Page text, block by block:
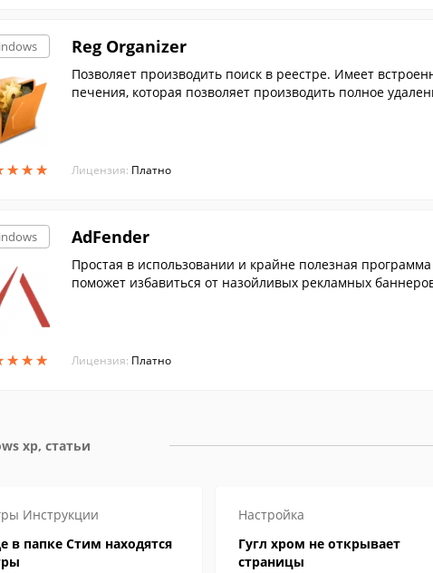
★★★
★★★
Reg Organizer
Позволяет производить поиск в реестре. Имеет
печения, которая позволяет производить полное
Лицензия: Платно
★★★
★★★
AdFender
Простая в использовании и крайне полезная
поможет избавиться от назойливых рекламных
Лицензия: Платно
xp, статьи
Инструкции
в папке Стим находятся
Настройка
Гугл хром не открывает
страницы